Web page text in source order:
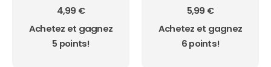
sur 5
4,99 €
Achetez et gagnez
5 points!
sur 5
5,99 €
Achetez et gagnez
6 points!